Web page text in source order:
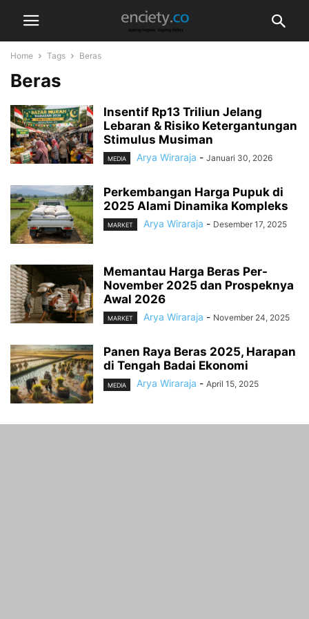
Home Tags Beras
Beras
Insentif Rp13 Triliun Jelang
Lebaran & Risiko Ketergantungan
Stimulus Musiman
MEDIA Arya Wiraraja - Januari 30, 2026
Perkembangan Harga Pupuk di
2025 Alami Dinamika Kompleks
MARKET Arya Wiraraja - Desember 17, 2025
Memantau Harga Beras Per-
November 2025 dan Prospeknya
Awal 2026
MARKET Arya Wiraraja - November 24, 2025
Panen Raya Beras 2025, Harapan
di Tengah Badai Ekonomi
MEDIA Arya Wiraraja - April 15, 2025